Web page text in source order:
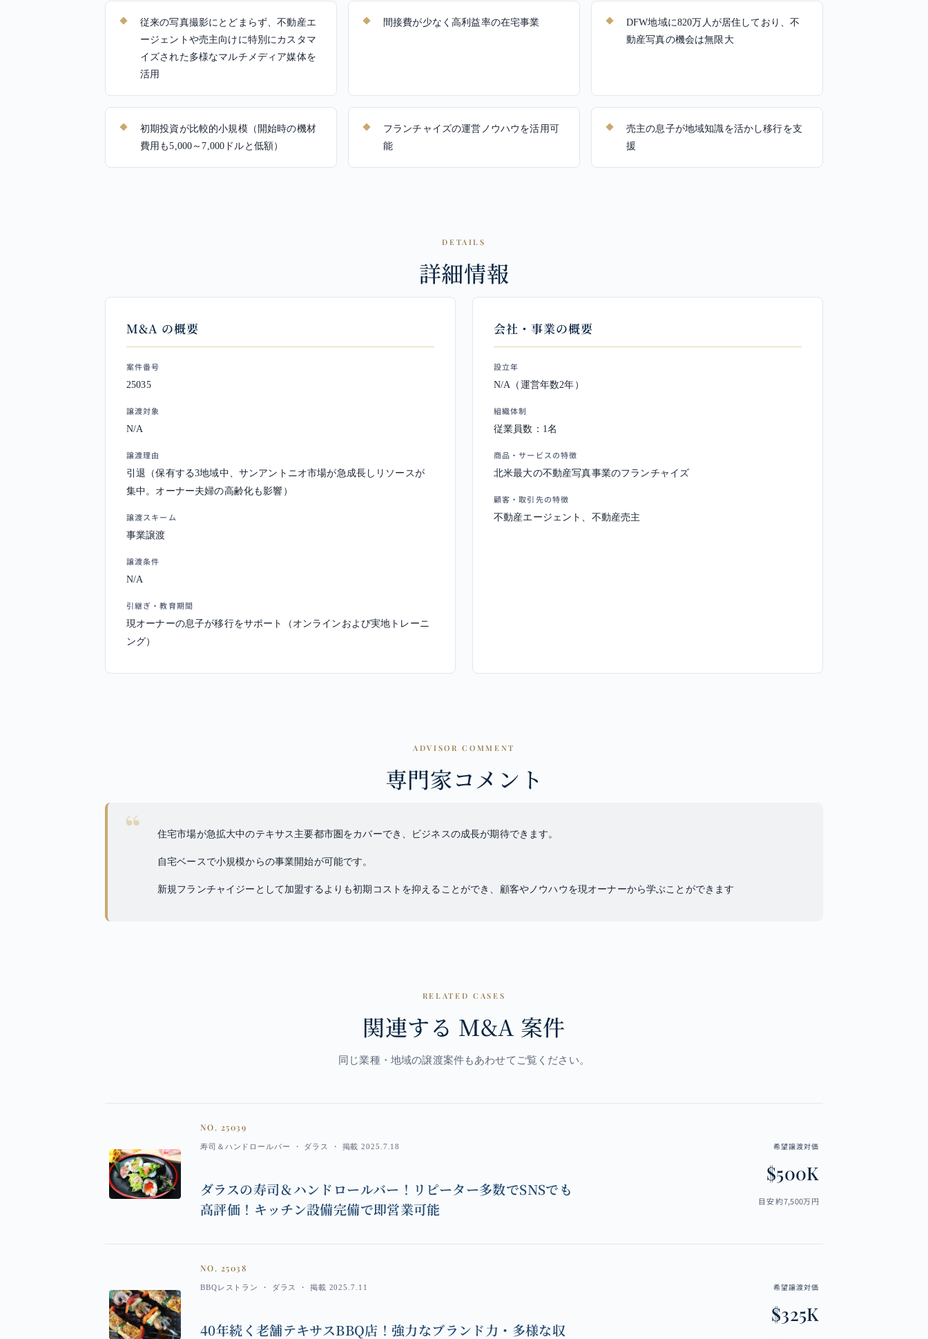
従来の写真撮影にとどまらず、不動産エ
ージェントや売主向けに特別にカスタマ
イズされた多様なマルチメディア媒体を
活用
間接費が少なく高利益率の在宅事業
DFW地域に820万人が居住しており、不
動産写真の機会は無限大
初期投資が比較的小規模（開始時の機材
費用も5,000～7,000ドルと低額）
フランチャイズの運営ノウハウを活用可
能
売主の息子が地域知識を活かし移行を支
援
DETAILS
詳細情報
M&A の概要
案件番号
25035
譲渡対象
N/A
譲渡理由
引退（保有する3地域中、サンアントニオ市場が急成長しリソースが
集中。オーナー夫婦の高齢化も影響）
譲渡スキーム
事業譲渡
譲渡条件
N/A
引継ぎ・教育期間
現オーナーの息子が移行をサポート（オンラインおよび実地トレーニ
ング）
会社・事業の概要
設立年
N/A（運営年数2年）
組織体制
従業員数：1名
商品・サービスの特徴
北米最大の不動産写真事業のフランチャイズ
顧客・取引先の特徴
不動産エージェント、不動産売主
ADVISOR COMMENT
専門家コメント
住宅市場が急拡大中のテキサス主要都市圏をカバーでき、ビジネスの成長が期待できます。
自宅ベースで小規模からの事業開始が可能です。
新規フランチャイジーとして加盟するよりも初期コストを抑えることができ、顧客やノウハウを現オーナーから学ぶことができます
RELATED CASES
関連する M&A 案件
同じ業種・地域の譲渡案件もあわせてご覧ください。
NO. 25039
寿司＆ハンドロールバー ・ ダラス ・ 掲載 2025.7.18
ダラスの寿司＆ハンドロールバー！リピーター多数でSNSでも
高評価！キッチン設備完備で即営業可能
希望譲渡対価
$500K
目安 約7,500万円
NO. 25038
BBQレストラン ・ ダラス ・ 掲載 2025.7.11
40年続く老舗テキサスBBQ店！強力なブランド力・多様な収
希望譲渡対価
$325K